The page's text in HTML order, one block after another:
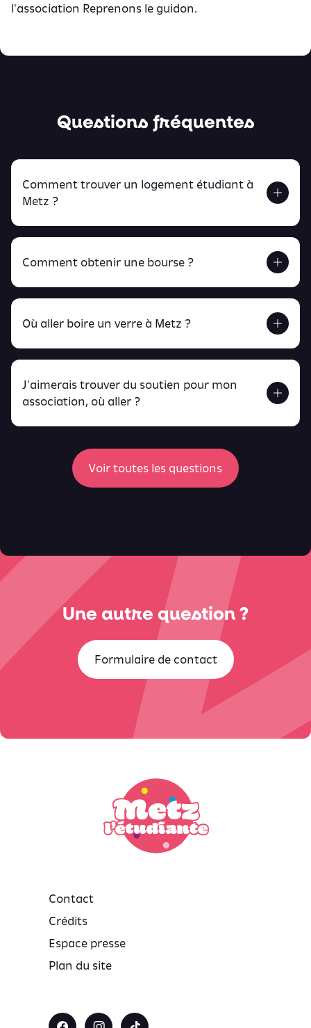
l'association Reprenons le guidon.
Questions fréquentes
Comment trouver un logement étudiant à
Metz ?
Retrouve tout ça en cliquant ici !
Comment obtenir une bourse ?
Retrouve toutes ces infos ici.
Où aller boire un verre à Metz ?
peux
retrouver ici
J'aimerais trouver du soutien pour mon
association, où aller ?
Voir toutes les questions
Une autre question ?
Formulaire de contact
Contact
Crédits
Espace presse
Plan du site